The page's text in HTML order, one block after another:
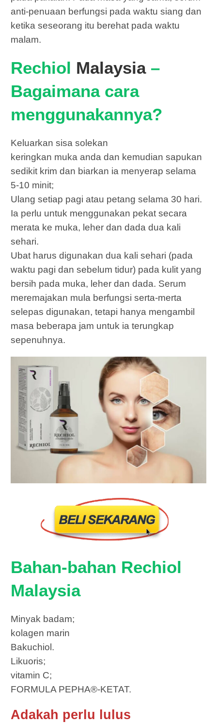
anti-penuaan berfungsi pada waktu siang dan
ketika seseorang itu berehat pada waktu
malam.
Rechiol Malaysia–
Bagaimana cara
menggunakannya?
Keluarkan sisa solekan
keringkan muka anda dan kemudian sapukan
sedikit krim dan biarkan ia menyerap selama
5-10 minit;
Ulang setiap pagi atau petang selama 30 hari.
Ia perlu untuk menggunakan pekat secara
merata ke muka, leher dan dada dua kali
sehari.
Ubat harus digunakan dua kali sehari (pada
waktu pagi dan sebelum tidur) pada kulit yang
bersih pada muka, leher dan dada. Serum
meremajakan mula berfungsi serta-merta
selepas digunakan, tetapi hanya mengambil
masa beberapa jam untuk ia terungkap
sepenuhnya.
Bahan-bahan Rechiol
Malaysia
Minyak badam;
kolagen marin
Bakuchiol.
Likuoris;
vitamin C;
FORMULA PEPHA®-KETAT.
Adakah perlu lulus